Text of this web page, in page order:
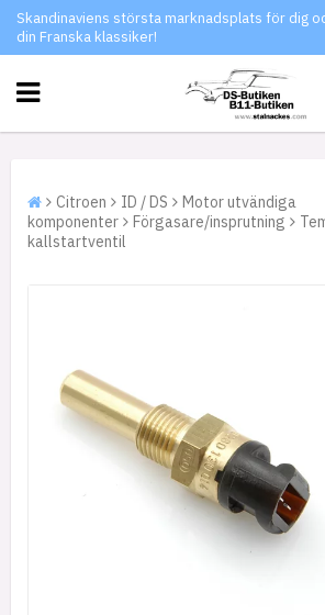
Skandinaviens största marknadsplats för dig
din Franska klassiker!
Citroen ID / DS
Motor utvändiga
komponenter
Förgasare/insprutning
kallstartventil